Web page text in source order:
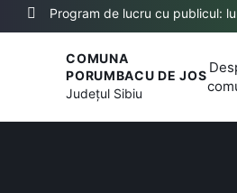
Program de lucru cu publicul:
COMUNA
PORUMBACU DE JOS
Județul Sibiu